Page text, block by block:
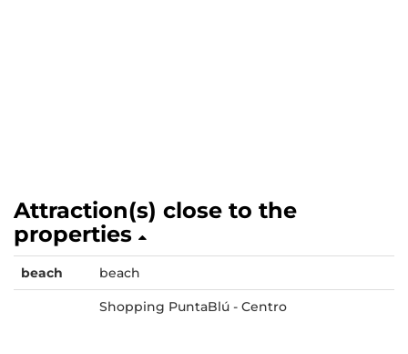
Attraction(s) close to the
properties
beach beach
Shopping PuntaBlú - Centro